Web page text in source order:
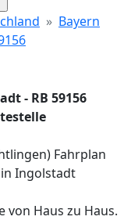
Bayern
- RB 59156
Fahrplan
Ingolstadt
von Haus zu Haus.